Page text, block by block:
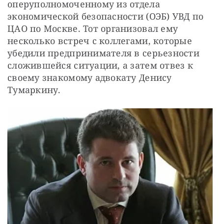
оперуполномоченному из отдела
экономической безопасности (ОЭБ) УВД по
ЦАО по Москве. Тот организовал ему
несколько встреч с коллегами, которые
убедили предпринимателя в серьезности
сложившейся ситуации, а затем отвез к
своему знакомому адвокату Денису
Тумаркину.